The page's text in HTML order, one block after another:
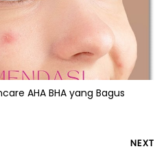
AHA BHA yang Bagus
NEXT